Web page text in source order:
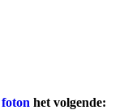
foton het volgende: